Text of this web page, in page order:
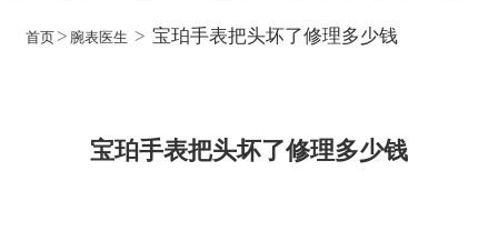
首页 > 腕表医生 > 宝珀手表把头坏了修理多少钱
宝珀手表把头坏了修理多少钱